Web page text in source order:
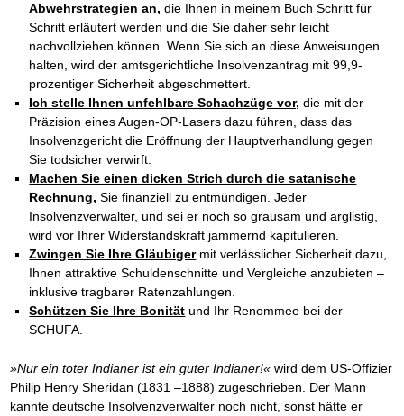
Abwehrstrategien an, die Ihnen in meinem Buch Schritt für
Schritt erläutert werden und die Sie daher sehr leicht
nachvollziehen können. Wenn Sie sich an diese Anweisungen
halten, wird der amtsgerichtliche Insolvenzantrag mit 99,9-
prozentiger Sicherheit abgeschmettert.
Ich stelle Ihnen unfehlbare Schachzüge vor, die mit der
Präzision eines Augen-OP-Lasers dazu führen, dass das
Insolvenzgericht die Eröffnung der Hauptverhandlung gegen
Sie todsicher verwirft.
Machen Sie einen dicken Strich durch die satanische
Rechnung, Sie finanziell zu entmündigen. Jeder
Insolvenzverwalter, und sei er noch so grausam und arglistig,
wird vor Ihrer Widerstandskraft jammernd kapitulieren.
Zwingen Sie Ihre Gläubigermit verlässlicher Sicherheit dazu,
Ihnen attraktive Schuldenschnitte und Vergleiche anzubieten –
inklusive tragbarer Ratenzahlungen.
Schützen Sie Ihre Bonität und Ihr Renommee bei der
SCHUFA.
»Nur ein toter Indianer ist ein guter Indianer!«wird dem US-Offizier
Philip Henry Sheridan (1831 –1888) zugeschrieben. Der Mann
kannte deutsche Insolvenzverwalter noch nicht, sonst hätte er